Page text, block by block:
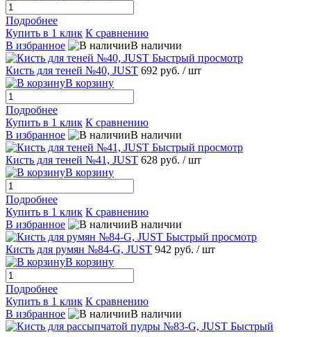
Подробнее
Купить в 1 клик К сравнению
В избранное
В наличии
Быстрый просмотр
Кисть для теней №40, JUST 692 руб. / шт
В корзину
Подробнее
Купить в 1 клик К сравнению
В избранное
В наличии
Быстрый просмотр
Кисть для теней №41, JUST 628 руб. / шт
В корзину
Подробнее
Купить в 1 клик К сравнению
В избранное
В наличии
Быстрый просмотр
Кисть для румян №84-G, JUST 942 руб. / шт
В корзину
Подробнее
Купить в 1 клик К сравнению
В избранное
В наличии
Быстрый